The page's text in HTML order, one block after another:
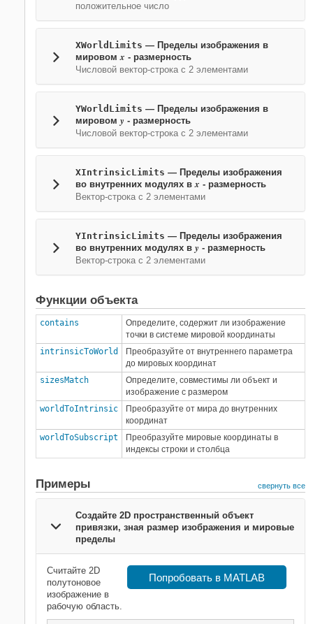
положительное число
XWorldLimits — Пределы изображения в
мировомx - размерность
Числовой вектор-строка с 2 элементами
YWorldLimits — Пределы изображения в
мировом y - размерность
Числовой вектор-строка с 2 элементами
XIntrinsicLimits — Пределы изображения
во внутренних модулях вx - размерность
Вектор-строка с 2 элементами
YIntrinsicLimits — Пределы изображения
во внутренних модулях в y - размерность
Вектор-строка с 2 элементами
Функции объекта
contains
Определите, содержит ли изображение
точки в системе мировой координаты
intrinsicToWorld
Преобразуйте от внутреннего параметра
до мировых координат
sizesMatch
Определите, совместимы ли объект и
изображение с размером
worldToIntrinsic
Преобразуйте от мира до внутренних
координат
worldToSubscript
Преобразуйте мировые координаты в
индексы строки и столбца
Примеры свернуть все
Создайте 2D пространственный объект
привязки, зная размер изображения и мировые
пределы
Попробовать в MATLAB
Считайте 2D
полутоновое
изображение в
рабочую область.